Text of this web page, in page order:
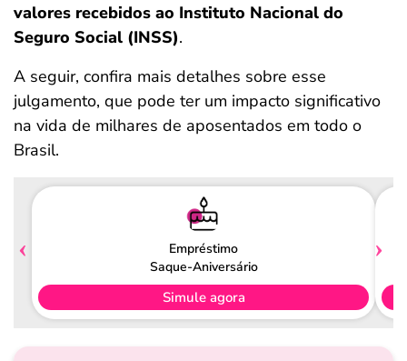
valores recebidos ao Instituto Nacional do
Seguro Social (INSS).
A seguir, confira mais detalhes sobre esse
julgamento, que pode ter um impacto significativo
na vida de milhares de aposentados em todo o
Brasil.
Empréstimo
Saque-Aniversário
Simule agora